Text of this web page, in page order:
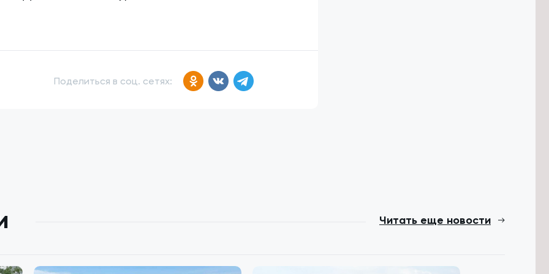
Поделиться в соц. сетях:
Читать еще новости